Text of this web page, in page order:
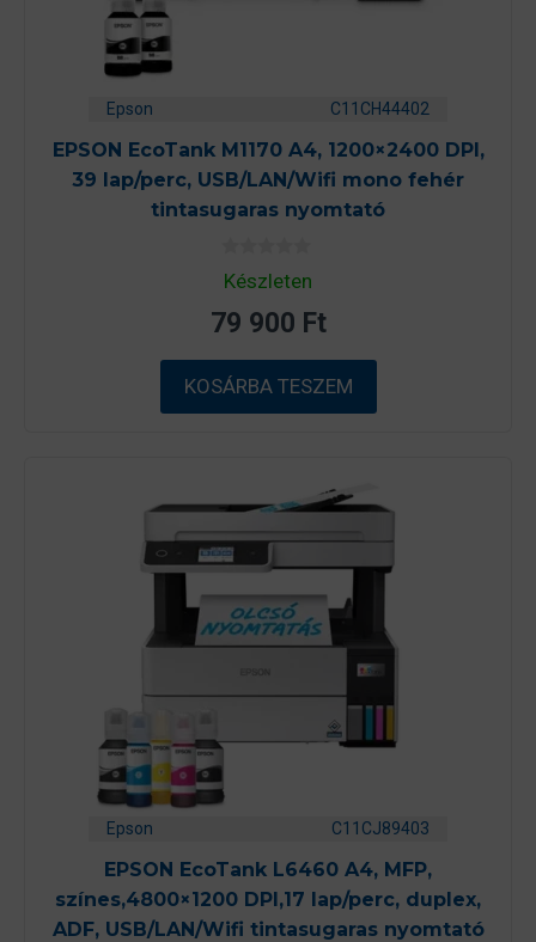
Epson C11CH44402
EPSON EcoTank M1170 A4, 1200×2400 DPI,
39 lap/perc, USB/LAN/Wifi mono fehér
tintasugaras nyomtató
0
a
5
ő
l
Készleten
79 900 Ft
KOSÁRBA TESZEM
Epson C11CJ89403
EPSON EcoTank L6460 A4, MFP,
színes,4800×1200 DPI,17 lap/perc, duplex,
ADF, USB/LAN/Wifi tintasugaras nyomtató